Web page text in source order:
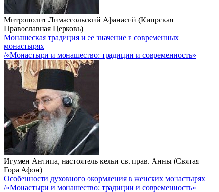
Митрополит Лимассольский Афанасий (Кипрская
Православная Церковь)
Монашеская традиция и ее значение в современных
монастырях
/«Монастыри и монашество: традиции и современность»
Игумен Антипа, настоятель кельи св. прав. Анны (Святая
Гора Афон)
Особенности духовного окормления в женских монастырях
/«Монастыри и монашество: традиции и современность»